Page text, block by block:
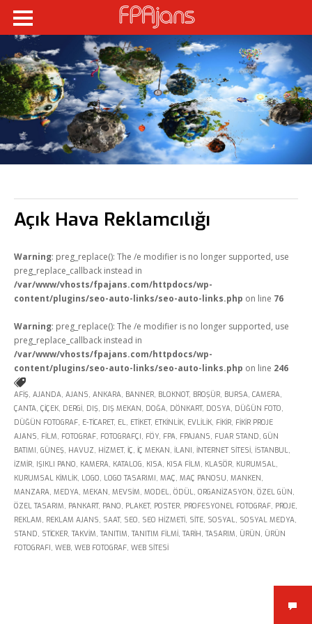
Fikir Proje Ajans
Kurumsal
Hizmetlerimiz
Referanslarımız
Online Araçlar
İnsan Kaynakları
Müşteri Paneli
Bize Ulaşın
Kükürtlü Mh. Çekirge Cd. No:124
K.3 D.5
Bursa/Turkey, Osmangazi
16070
02242331020
info@fpajans.com
Açık Hava Reklamcılığı
Warning: preg_replace(): The /e modifier is no longer supported, use
preg_replace_callback instead in
/var/www/vhosts/fpajans.com/httpdocs/wp-
content/plugins/seo-auto-links/seo-auto-links.php on line 76
Warning: preg_replace(): The /e modifier is no longer supported, use
preg_replace_callback instead in
/var/www/vhosts/fpajans.com/httpdocs/wp-
content/plugins/seo-auto-links/seo-auto-links.php on line 246
AFIŞ, AJANDA, AJANS, ANKARA, BANNER, BLOKNOT, BROŞÜR, BURSA, CAMERA,
ÇANTA, ÇIÇEK, DERGI, DIŞ, DIŞ MEKAN, DOĞA, DÖNKART, DOSYA, DÜĞÜN FOTO,
DÜĞÜN FOTOGRAF, E-TICARET, EL, ETIKET, ETKINLIK, EVLILIK, FIKIR, FIKIR PROJE
AJANS, FILM, FOTOGRAF, FOTOGRAFÇI, FÖY, FPA, FPAJANS, FUAR STAND, GÜN
BATIMI, GÜNEŞ, HAVUZ, HIZMET, IÇ, IÇ MEKAN, ILANI, INTERNET SITESI, ISTANBUL,
IZMIR, IŞIKLI PANO, KAMERA, KATALOG, KISA, KISA FILM, KLASÖR, KURUMSAL,
KURUMSAL KIMLIK, LOGO, LOGO TASARIMI, MAÇ, MAÇ PANOSU, MANKEN,
MANZARA, MEDYA, MEKAN, MEVSIM, MODEL, ÖDÜL, ORGANIZASYON, ÖZEL GÜN,
ÖZEL TASARIM, PANKART, PANO, PLAKET, POSTER, PROFESYONEL FOTOGRAF, PROJE,
REKLAM, REKLAM AJANS, SAAT, SEO, SEO HIZMETI, SITE, SOSYAL, SOSYAL MEDYA,
STAND, STICKER,TAKVIM,TANITIM,TANITIM FILMI,TARIH,TASARIM, ÜRÜN, ÜRÜN
FOTOGRAFI, WEB, WEB FOTOGRAF, WEB SITESI